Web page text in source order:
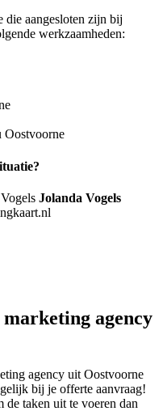
die aangesloten zijn bij
werkzaamheden:
Oostvoorne
Jolanda Vogels
marketing agency
agency uit Oostvoorne
bij je offerte aanvraag!
de taken uit te voeren dan